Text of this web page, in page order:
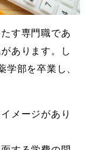
す専門職であ
あります。し
学部を卒業し、
メージがあり